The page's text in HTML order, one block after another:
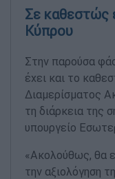
Σε καθεστώς
Κύπρου
Στην παρούσα
έχει και το
Διαμερίσματος
τη διάρκεια της
υπουργείο
«Ακολούθως, θα
την αξιολόγηση